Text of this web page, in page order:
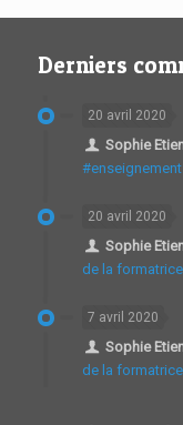
Derniers
20 avril 2020
Sophie
20 avril 2020
Sophie
de la formatrice
7 avril 2020
Sophie
de la formatrice